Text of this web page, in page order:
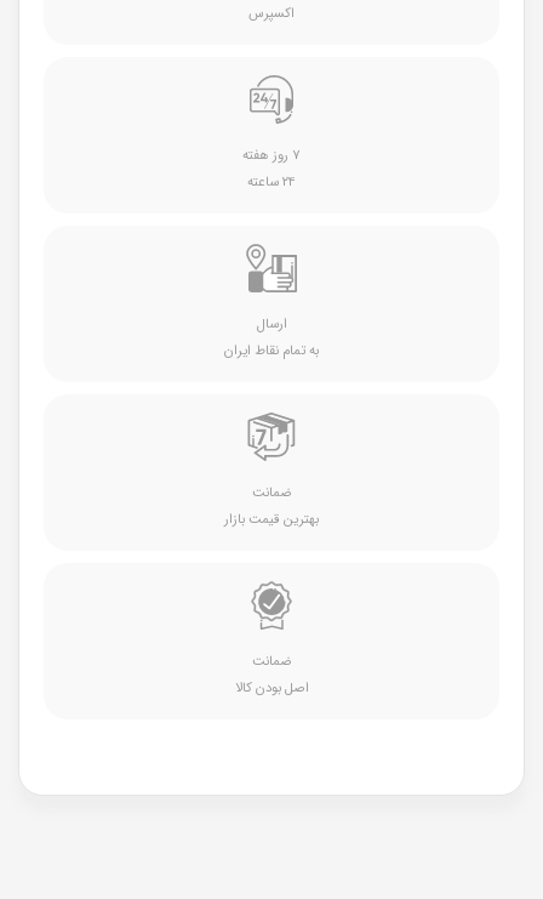
اکسپرس
۷ روز هفته
۲۴ ساعته
ارسال
به تمام نقاط ایران
ضمانت
بهترین قیمت بازار
ضمانت
اصل بودن کالا